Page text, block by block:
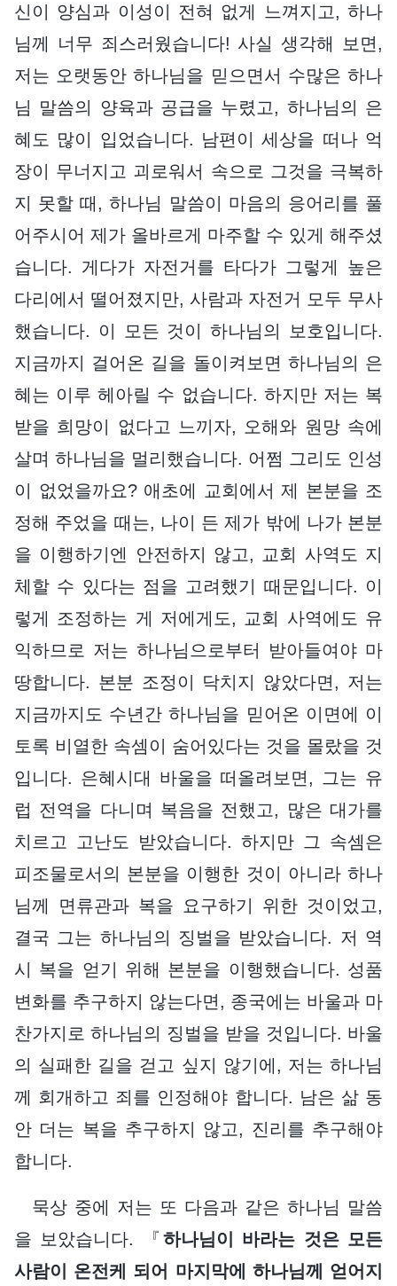
신이 양심과 이성이 전혀 없게 느껴지고, 하나
님께 너무 죄스러웠습니다! 사실 생각해 보면,
저는 오랫동안 하나님을 믿으면서 수많은 하나
님 말씀의 양육과 공급을 누렸고, 하나님의 은
혜도 많이 입었습니다. 남편이 세상을 떠나 억
장이 무너지고 괴로워서 속으로 그것을 극복하
지 못할 때, 하나님 말씀이 마음의 응어리를 풀
어주시어 제가 올바르게 마주할 수 있게 해주셨
습니다. 게다가 자전거를 타다가 그렇게 높은
다리에서 떨어졌지만, 사람과 자전거 모두 무사
했습니다. 이 모든 것이 하나님의 보호입니다.
지금까지 걸어온 길을 돌이켜보면 하나님의 은
혜는 이루 헤아릴 수 없습니다. 하지만 저는 복
받을 희망이 없다고 느끼자, 오해와 원망 속에
살며 하나님을 멀리했습니다. 어쩜 그리도 인성
이 없었을까요? 애초에 교회에서 제 본분을 조
정해 주었을 때는, 나이 든 제가 밖에 나가 본분
을 이행하기엔 안전하지 않고, 교회 사역도 지
체할 수 있다는 점을 고려했기 때문입니다. 이
렇게 조정하는 게 저에게도, 교회 사역에도 유
익하므로 저는 하나님으로부터 받아들여야 마
땅합니다. 본분 조정이 닥치지 않았다면, 저는
지금까지도 수년간 하나님을 믿어온 이면에 이
토록 비열한 속셈이 숨어있다는 것을 몰랐을 것
입니다. 은혜시대 바울을 떠올려보면, 그는 유
럽 전역을 다니며 복음을 전했고, 많은 대가를
치르고 고난도 받았습니다. 하지만 그 속셈은
피조물로서의 본분을 이행한 것이 아니라 하나
님께 면류관과 복을 요구하기 위한 것이었고,
결국 그는 하나님의 징벌을 받았습니다. 저 역
시 복을 얻기 위해 본분을 이행했습니다. 성품
변화를 추구하지 않는다면, 종국에는 바울과 마
찬가지로 하나님의 징벌을 받을 것입니다. 바울
의 실패한 길을 걷고 싶지 않기에, 저는 하나님
께 회개하고 죄를 인정해야 합니다. 남은 삶 동
안 더는 복을 추구하지 않고, 진리를 추구해야
합니다.
묵상 중에 저는 또 다음과 같은 하나님 말씀
을 보았습니다. 『 하나님이 바라는 것은 모든
사람이 온전케 되어 마지막에 하나님께 얻어지